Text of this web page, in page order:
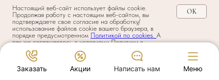
острые нарушения функции печени
и/или почек;
повышенная индивидуальная
ПРОТИВОПОКАЗАНИЯ
Настоящий веб-сайт использует файлы cookie.
Продолжая работу с настоящим веб-сайтом, вы
подтверждаете свое согласие на обработку/
использование файлов cookie вашего браузера, в
порядке предусмотренном Политикой по cookies. А
так же соглашаетесь с условиями Политики в
отношении обработки персональных данных и по
своей воле и в своем интересе даете согласие на
обработку своих персональных данных на условиях,
предусмотренных
Политикой
OK
Заказать Акции Написать нам Меню